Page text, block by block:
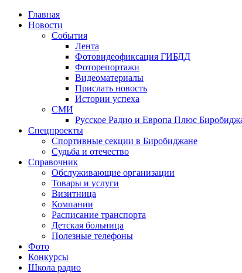
Главная
Новости
События
Лента
Фотовидеофиксация ГИБДД
Фоторепортажи
Видеоматериалы
Прислать новость
Истории успеха
СМИ
Русское Радио и Европа Плюс
Спецпроекты
Спортивные секции в Биробиджане
Судьба и отечество
Справочник
Обслуживающие организации
Товары и услуги
Визитница
Компании
Расписание транспорта
Детская больница
Полезные телефоны
Фото
Конкурсы
Школа радио